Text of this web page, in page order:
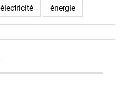
électricité énergie